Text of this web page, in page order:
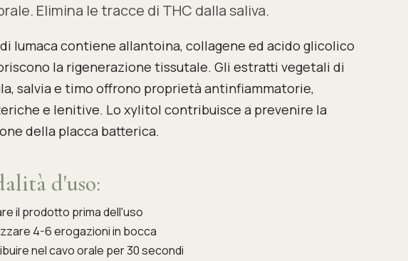
Elimina le tracce di THC dalla saliva.
di lumaca contiene allantoina, collagene ed acido glicolico
la rigenerazione tissutale. Gli estratti vegetali di
salvia e timo offrono proprietà antinfiammatorie,
e lenitive. Lo xylitol contribuisce a prevenire la
della placca batterica.
d'uso:
il prodotto prima dell'uso
4-6 erogazioni in bocca
nel cavo orale per 30 secondi